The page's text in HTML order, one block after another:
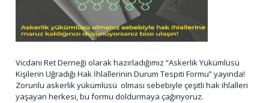
Vicdani Ret Derneği olarak hazırladığımız “Askerlik Yükümlüsü
Kişilerin Uğradığı Hak İhlallerinin Durum Tespiti Formu” yayında!
Zorunlu askerlik yükümlüsü olması sebebiyle çeşitli hak ihlalleri
yaşayan herkesi, bu formu doldurmaya çağırıyoruz.